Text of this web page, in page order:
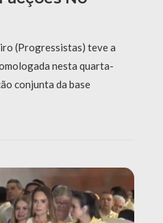
(Progressistas) teve a
nesta quarta-
conjunta da base